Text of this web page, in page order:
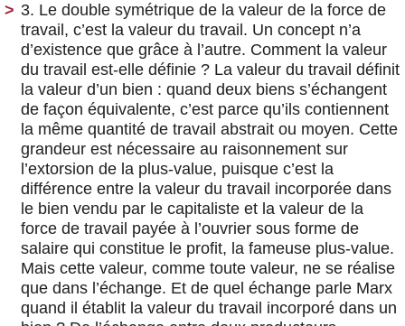
3. Le double symétrique de la valeur de la force de
travail, c’est la valeur du travail. Un concept n’a
d’existence que grâce à l’autre. Comment la valeur
du travail est-elle définie ? La valeur du travail définit
la valeur d’un bien : quand deux biens s’échangent
de façon équivalente, c’est parce qu’ils contiennent
la même quantité de travail abstrait ou moyen. Cette
grandeur est nécessaire au raisonnement sur
l’extorsion de la plus-value, puisque c’est la
différence entre la valeur du travail incorporée dans
le bien vendu par le capitaliste et la valeur de la
force de travail payée à l’ouvrier sous forme de
salaire qui constitue le profit, la fameuse plus-value.
Mais cette valeur, comme toute valeur, ne se réalise
que dans l’échange. Et de quel échange parle Marx
quand il établit la valeur du travail incorporé dans un